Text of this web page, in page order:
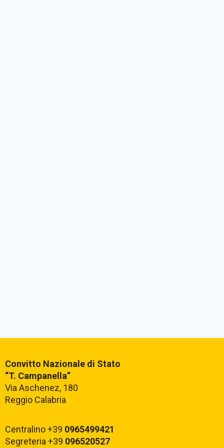
Convitto Nazionale di Stato
“T. Campanella”
Via Aschenez, 180
Reggio Calabria
Centralino +39 0965499421
Segreteria +39 096520527